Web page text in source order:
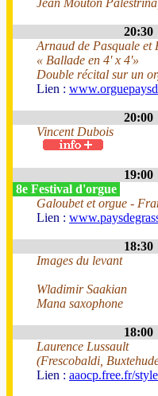
Jean Mouton
20:30
Arnaud de Pasquale
« Ballade en 4' x 4'»
Double récital sur un
Lien :
20:00
Vincent Dubois
19:00
8e Festival d'orgue
Galoubet et orgue -
Lien :
18:30
Images du levant
Wladimir Saakian
Mana saxophone
18:00
Laurence Lussault
(Frescobaldi,
Lien : aaocp.free.fr/